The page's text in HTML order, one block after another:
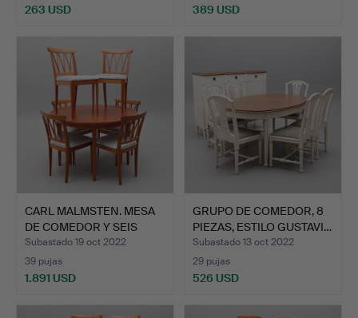
263 USD 389 USD
CARL MALMSTEN. MESA
DE COMEDOR Y SEIS
SILL…
Subastado 19 oct 2022
39 pujas
1.891 USD
GRUPO DE COMEDOR, 8
PIEZAS, ESTILO GUSTAVI…
Subastado 13 oct 2022
29 pujas
526 USD